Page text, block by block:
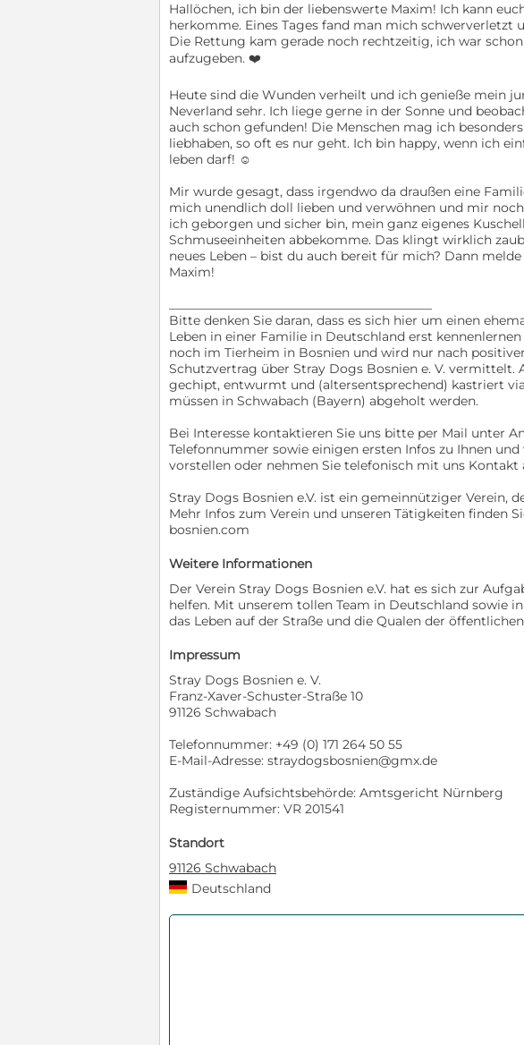
Hallöchen, ich bin der liebenswerte Maxim! Ich kann
herkomme. Eines Tages fand man mich schwerverletzt
Die Rettung kam gerade noch rechtzeitig, ich war
aufzugeben. ❤️‍
Heute sind die Wunden verheilt und ich genieße mein
Neverland sehr. Ich liege gerne in der Sonne und
auch schon gefunden! Die Menschen mag ich
liebhaben, so oft es nur geht. Ich bin happy, wenn ich
leben darf! ☺️
Mir wurde gesagt, dass irgendwo da draußen eine
mich unendlich doll lieben und verwöhnen und mir
ich geborgen und sicher bin, mein ganz eigenes
Schmuseeinheiten abbekomme. Das klingt wirklich
neues Leben – bist du auch bereit für mich? Dann
Maxim!
Bitte denken Sie daran, dass es sich hier um einen
Leben in einer Familie in Deutschland erst
noch im Tierheim in Bosnien und wird nur nach
Schutzvertrag über Stray Dogs Bosnien e. V. vermittelt.
gechipt, entwurmt und (altersentsprechend) kastriert
müssen in Schwabach (Bayern) abgeholt werden.
Bei Interesse kontaktieren Sie uns bitte per Mail unter
Telefonnummer sowie einigen ersten Infos zu Ihnen
vorstellen oder nehmen Sie telefonisch mit uns Kontakt
Stray Dogs Bosnien e.V. ist ein gemeinnütziger Verein,
Mehr Infos zum Verein und unseren Tätigkeiten finden
bosnien.com
Weitere Informationen
Der Verein Stray Dogs Bosnien e.V. hat es sich zur
helfen. Mit unserem tollen Team in Deutschland sowie
das Leben auf der Straße und die Qualen der
Impressum
Stray Dogs Bosnien e. V.
Franz-Xaver-Schuster-Straße 10
91126 Schwabach
Telefonnummer: +49 (0) 171 264 50 55
E-Mail-Adresse: straydogsbosnien@gmx.de
Zuständige Aufsichtsbehörde: Amtsgericht Nürnberg
Registernummer: VR 201541
Standort
91126 Schwabach
Deutschland